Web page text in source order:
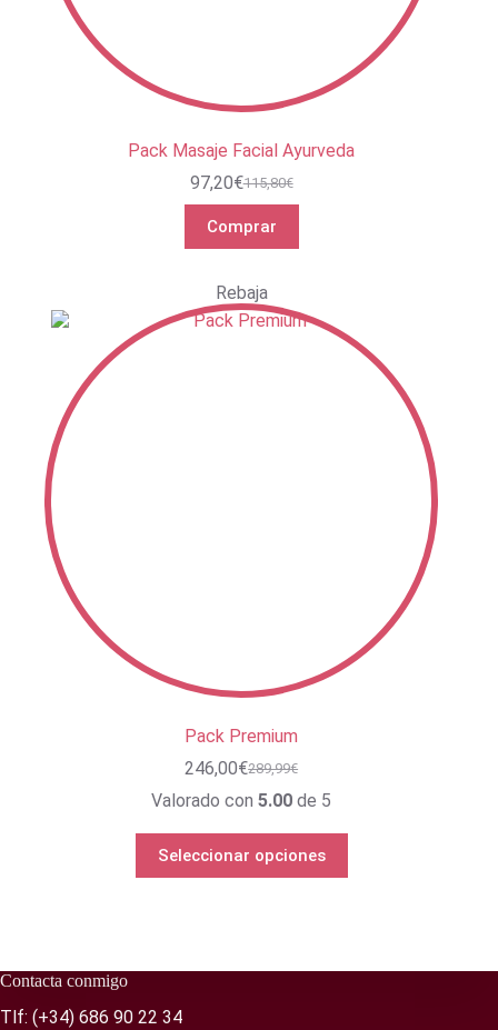
Pack Masaje Facial Ayurveda
115,80€
El
original
era:
97,20€El
actual
es:
Comprar
Rebaja
Pack Premium
289,99€
El
precio
era:
289,99€.
246,00€
El
precio
es:
246,00€.
Valorado con5.00 de 5
Seleccionar opciones
producto
tiene
opciones
Contacta conmigo
Tlf: (+34) 686 90 22 34